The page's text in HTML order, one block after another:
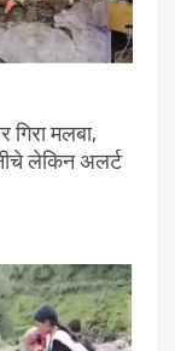
गिरा मलबा,
लेकिन अलर्ट